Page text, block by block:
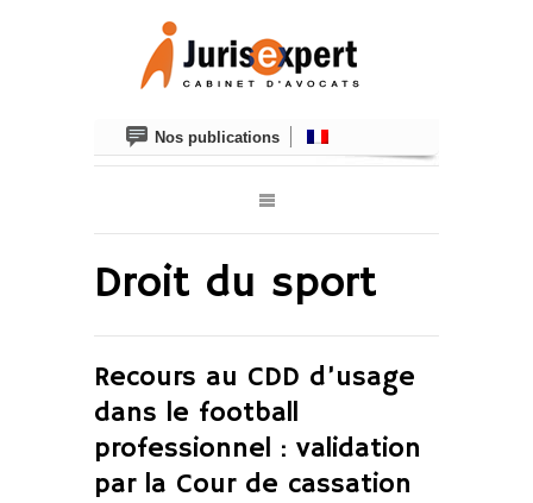
Nos publications
Droit du sport
Recours au CDD d’usage
dans le football
professionnel : validation
par la Cour de cassation